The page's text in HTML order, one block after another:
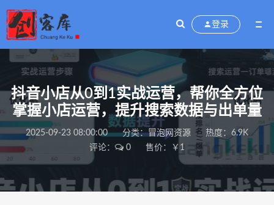
登录
抖音小店从0到1实战运营，帮你全方位
掌握小店运营，提升搜索数据与出单量
2025-09-23 08:00:00 分类：冒泡网资源
热度：6.9K
评论：
0 售价：￥1